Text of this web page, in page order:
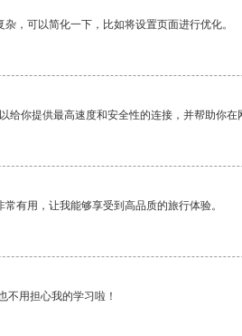
，可以简化一下，比如将设置页面进行优化。
给你提供最高速度和安全性的连接，并帮助你在
有用，让我能够享受到高品质的旅行体验。
不用担心我的学习啦！